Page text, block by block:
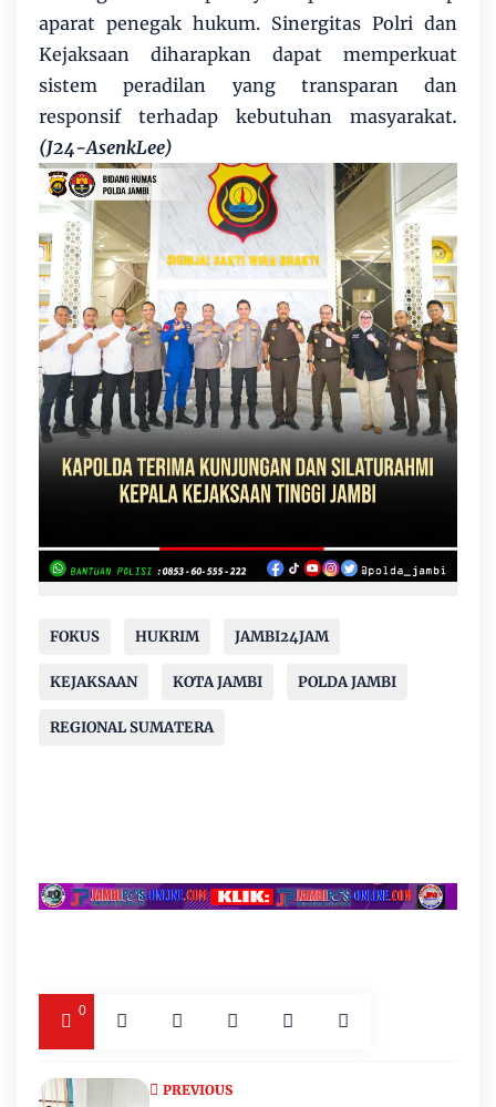
aparat penegak hukum. Sinergitas Polri dan
Kejaksaan diharapkan dapat memperkuat
sistem peradilan yang transparan dan
responsif terhadap kebutuhan masyarakat.
(J24-AsenkLee)
FOKUS HUKRIM JAMBI24JAM
KEJAKSAAN KOTA JAMBI POLDA JAMBI
REGIONAL SUMATERA
0
PREVIOUS